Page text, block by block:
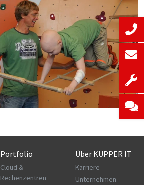
Portfolio
Cloud &
Rechenzentren
Über KUPPER IT
Karriere
Unternehmen